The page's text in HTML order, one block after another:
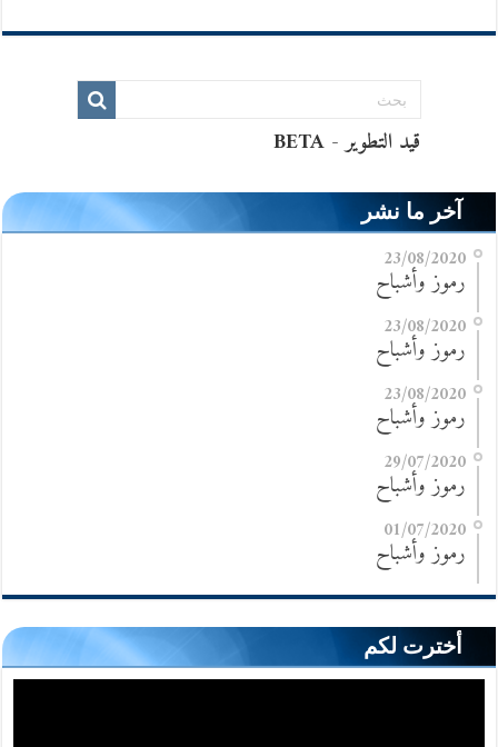
آخر ما نشر
23/08/2020
رموز وأشباح
23/08/2020
رموز وأشباح
23/08/2020
رموز وأشباح
29/07/2020
رموز وأشباح
01/07/2020
رموز وأشباح
أخترت لكم